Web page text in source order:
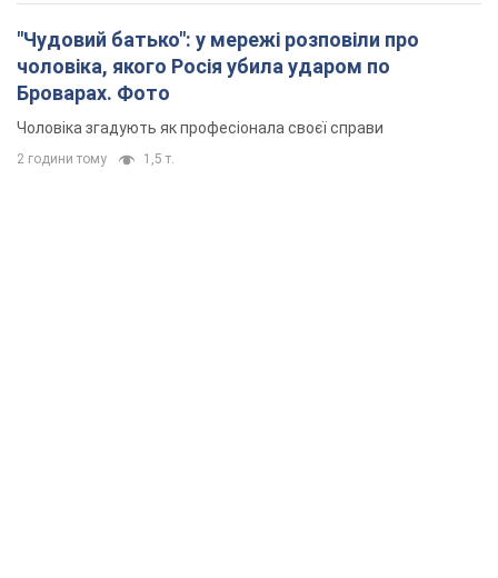
"Чудовий батько": у мережі розповіли про
чоловіка, якого Росія убила ударом по
Броварах. Фото
Чоловіка згадують як професіонала своєї справи
2 години тому 1,5 т.